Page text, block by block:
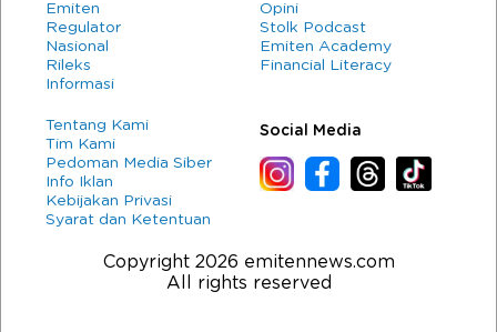
Emiten
Regulator
Nasional
Rileks
Informasi
Opini
Stolk Podcast
Emiten Academy
Financial Literacy
Tentang Kami
Tim Kami
Pedoman Media Siber
Info Iklan
Kebijakan Privasi
Syarat dan Ketentuan
Social Media
Copyright 2026 emitennews.com
All rights reserved